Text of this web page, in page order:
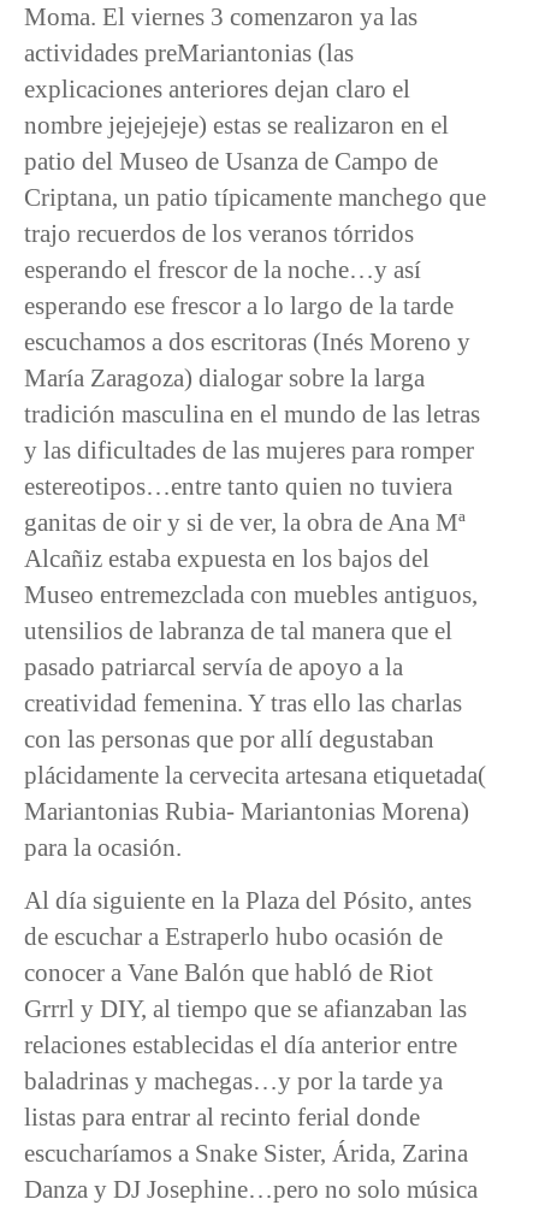
Moma. El viernes 3 comenzaron ya las
actividades preMariantonias (las
explicaciones anteriores dejan claro el
nombre jejejejeje) estas se realizaron en el
patio del Museo de Usanza de Campo de
Criptana, un patio típicamente manchego que
trajo recuerdos de los veranos tórridos
esperando el frescor de la noche…y así
esperando ese frescor a lo largo de la tarde
escuchamos a dos escritoras (Inés Moreno y
María Zaragoza) dialogar sobre la larga
tradición masculina en el mundo de las letras
y las dificultades de las mujeres para romper
estereotipos…entre tanto quien no tuviera
ganitas de oir y si de ver, la obra de Ana Mª
Alcañiz estaba expuesta en los bajos del
Museo entremezclada con muebles antiguos,
utensilios de labranza de tal manera que el
pasado patriarcal servía de apoyo a la
creatividad femenina. Y tras ello las charlas
con las personas que por allí degustaban
plácidamente la cervecita artesana etiquetada(
Mariantonias Rubia- Mariantonias Morena)
para la ocasión.
Al día siguiente en la Plaza del Pósito, antes
de escuchar a Estraperlo hubo ocasión de
conocer a Vane Balón que habló de Riot
Grrrl y DIY, al tiempo que se afianzaban las
relaciones establecidas el día anterior entre
baladrinas y machegas…y por la tarde ya
listas para entrar al recinto ferial donde
escucharíamos a Snake Sister, Árida, Zarina
Danza y DJ Josephine…pero no solo música